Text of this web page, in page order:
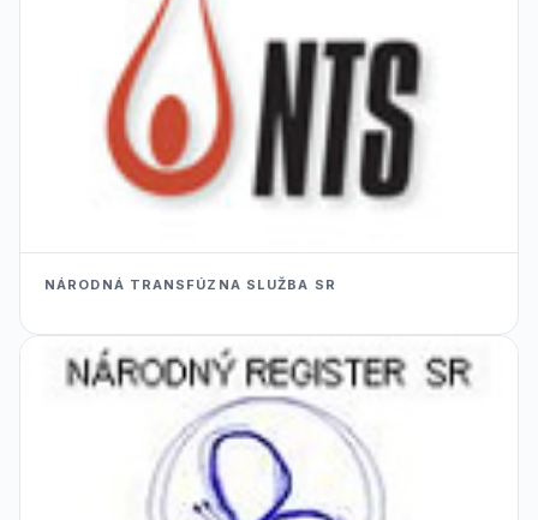
NÁRODNÁ TRANSFÚZNA SLUŽBA SR